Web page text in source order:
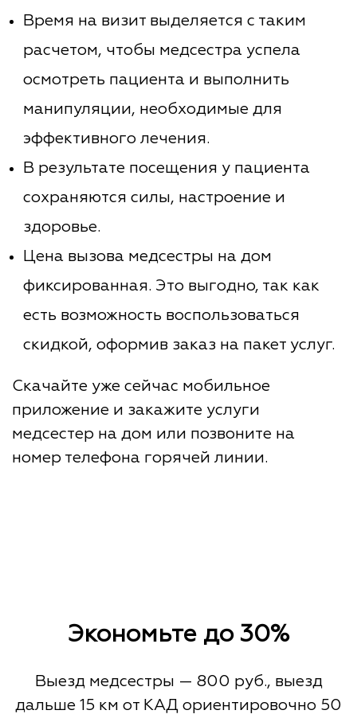
Время на визит выделяется с таким
расчетом, чтобы медсестра успела
осмотреть пациента и выполнить
манипуляции, необходимые для
эффективного лечения.
В результате посещения у пациента
сохраняются силы, настроение и
здоровье.
Цена вызова медсестры на дом
фиксированная. Это выгодно, так как
есть возможность воспользоваться
скидкой, оформив заказ на пакет услуг.
Скачайте уже сейчас мобильное
приложение и закажите услуги
медсестер на дом или позвоните на
номер телефона горячей линии.
Экономьте до 30%
Выезд медсестры — 800 руб., выезд
дальше 15 км от КАД ориентировочно 50